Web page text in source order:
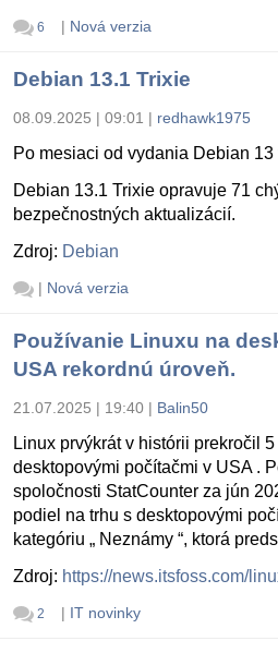
6 | Nová verzia
Debian 13.1 Trixie
08.09.2025 | 09:01 | redhawk1975
Po mesiaci od vydania Debian
Debian 13.1 Trixie opravuje 71
bezpečnostných aktualizácií.
Zdroj: Debian
| Nová verzia
Používanie Linuxu na
USA rekordnú úroveň.
21.07.2025 | 19:40 | Balin50
Linux prvýkrát v histórii prekročil
desktopovými počítačmi v USA .
spoločnosti StatCounter za jún
podiel na trhu s desktopovými
kategóriu „ Neznámy “, ktorá
Zdroj: https://news.itsfoss.com/
2 | IT novinky